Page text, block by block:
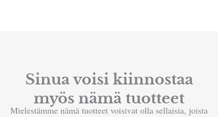
Sinua voisi kiinnostaa
myös nämä tuotteet
Mielestämme nämä tuotteet voisivat olla sellaisia, joista